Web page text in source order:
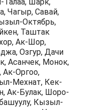
Чагыр, Савай,
Октябрь,
Таштак
Ак-Шор,
Озгур, Дачи
Асанчек, Монок,
Оргоо,
Мехнат, Кек-
Ак-Булак, Шоро-
Кызыл-